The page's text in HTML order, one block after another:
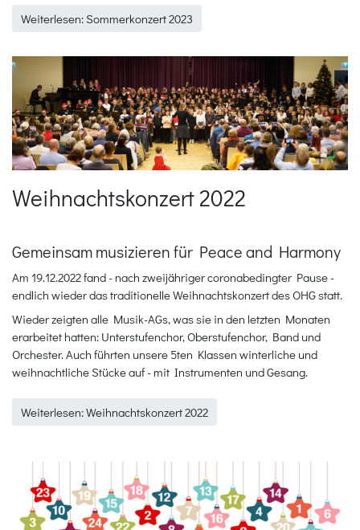
Weiterlesen: Sommerkonzert 2023
Weihnachtskonzert 2022
Gemeinsam musizieren für Peace and Harmony
Am 19.12.2022 fand - nach zweijähriger coronabedingter Pause -
endlich wieder das traditionelle Weihnachtskonzert des OHG statt.
Wieder zeigten alle Musik-AGs, was sie in den letzten Monaten
erarbeitet hatten: Unterstufenchor, Oberstufenchor, Band und
Orchester. Auch führten unsere 5ten Klassen winterliche und
weihnachtliche Stücke auf - mit Instrumenten und Gesang.
Weiterlesen: Weihnachtskonzert 2022